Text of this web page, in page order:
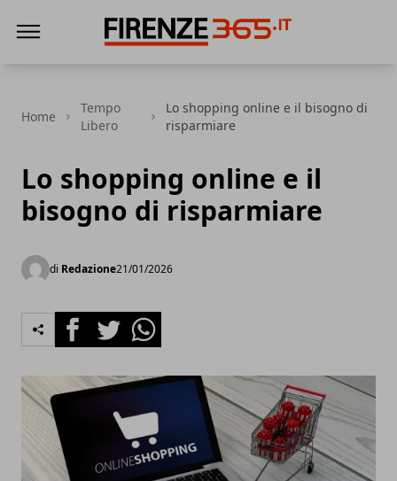
Home
Tempo
Libero
Lo shopping online e il bisogno di
risparmiare
Lo shopping online e il
bisogno di risparmiare
di Redazione21/01/2026
FacebookTwitterWhatsapp